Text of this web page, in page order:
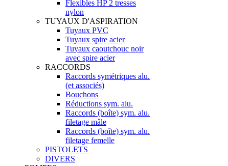
Flexibles HP 2 tresses
nylon
TUYAUX D'ASPIRATION
Tuyaux PVC
Tuyaux spire acier
Tuyaux caoutchouc noir
avec spire acier
RACCORDS
Raccords symétriques alu.
(et associés)
Bouchons
Réductions sym. alu.
Raccords (boîte) sym. alu.
filetage mâle
Raccords (boîte) sym. alu.
filetage femelle
PISTOLETS
DIVERS